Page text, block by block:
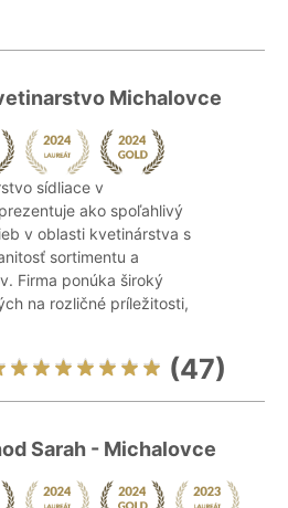
Michalovce
sídliace v
ako spoľahlivý
v oblasti kvetinárstva s
sortimentu a
Firma ponúka široký
na rozličné príležitosti,
(47)
Sarah - Michalovce